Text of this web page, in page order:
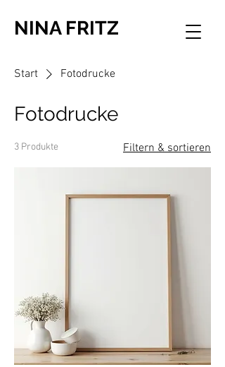
NINA FRITZ
Start Fotodrucke
Fotodrucke
3 Produkte Filtern & sortieren